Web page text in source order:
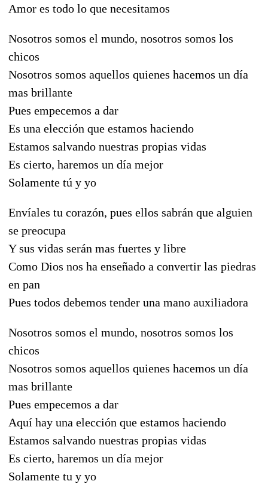
Amor es todo lo que necesitamos
Nosotros somos el mundo, nosotros somos los
chicos
Nosotros somos aquellos quienes hacemos un día
mas brillante
Pues empecemos a dar
Es una elección que estamos haciendo
Estamos salvando nuestras propias vidas
Es cierto, haremos un día mejor
Solamente tú y yo
Envíales tu corazón, pues ellos sabrán que alguien
se preocupa
Y sus vidas serán mas fuertes y libre
Como Dios nos ha enseñado a convertir las piedras
en pan
Pues todos debemos tender una mano auxiliadora
Nosotros somos el mundo, nosotros somos los
chicos
Nosotros somos aquellos quienes hacemos un día
mas brillante
Pues empecemos a dar
Aquí hay una elección que estamos haciendo
Estamos salvando nuestras propias vidas
Es cierto, haremos un día mejor
Solamente tu y yo